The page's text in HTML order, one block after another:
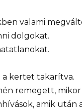
valami
dolgokat.
kertet takarítva.
remegett,
amik után